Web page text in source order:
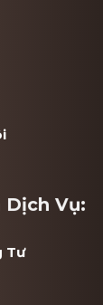
Dịch Vụ:
Tư